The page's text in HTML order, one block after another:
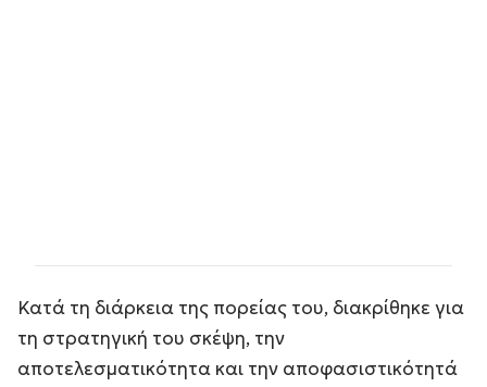
Κατά τη διάρκεια της πορείας του, διακρίθηκε για
τη στρατηγική του σκέψη, την
αποτελεσματικότητα και την αποφασιστικότητά